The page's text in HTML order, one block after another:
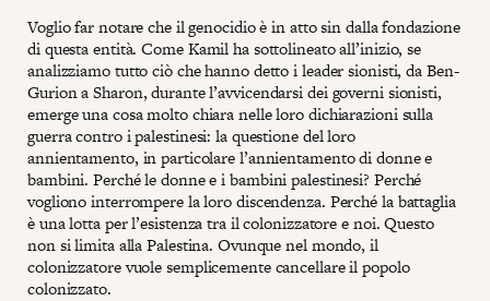
Voglio far notare che il genocidio è in atto sin dalla fondazione
di questa entità. Come Kamil ha sottolineato all’inizio, se
analizziamo tutto ciò che hanno detto i leader sionisti, da Ben-
Gurion a Sharon, durante l’avvicendarsi dei governi sionisti,
emerge una cosa molto chiara nelle loro dichiarazioni sulla
guerra contro i palestinesi: la questione del loro
annientamento, in particolare l’annientamento di donne e
bambini. Perché le donne e i bambini palestinesi? Perché
vogliono interrompere la loro discendenza. Perché la battaglia
è una lotta per l’esistenza tra il colonizzatore e noi. Questo
non si limita alla Palestina. Ovunque nel mondo, il
colonizzatore vuole semplicemente cancellare il popolo
colonizzato.